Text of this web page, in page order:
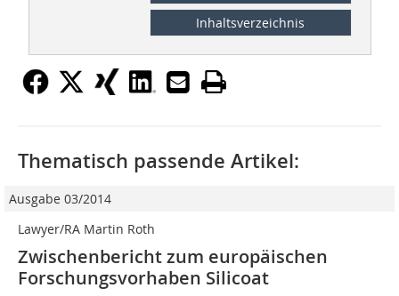
Inhaltsverzeichnis
Thematisch passende Artikel:
Ausgabe 03/2014
Lawyer/RA Martin Roth
Zwischenbericht zum europäischen
Forschungsvorhaben Silicoat